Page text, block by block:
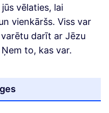
vēlaties, lai
vienkāršs. Viss var
darīt ar Jēzu
to, kas var.